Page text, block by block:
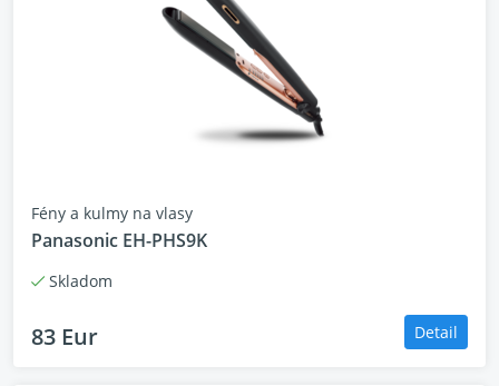
Fény a kulmy na vlasy
Panasonic EH-PHS9K
Skladom
83 Eur Detail